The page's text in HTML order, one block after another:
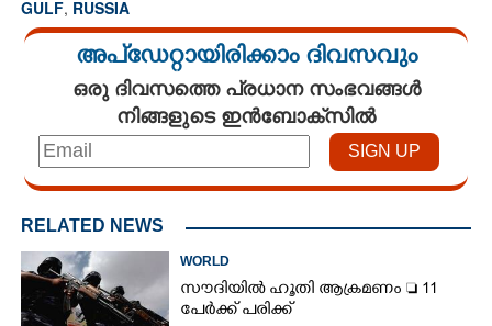
GULF, RUSSIA
അപ്ഡേറ്റായിരിക്കാം ദിവസവും
ഒരു ദിവസത്തെ പ്രധാന സംഭവങ്ങൾ
നിങ്ങളുടെ ഇൻബോക്സിൽ
RELATED NEWS
WORLD
സൗദിയിൽ ഹൂതി ആക്രമണം  11
പേർക്ക് പരിക്ക്